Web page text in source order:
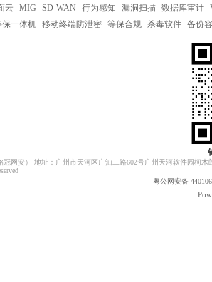
云 MIG SD-WAN 行为感知 漏洞扫描 数据库审计
保一体机 移动终端防泄密 等保合规 杀毒软件 备份
冠网安 ） 地址：广州市天河区广汕二路602号广州天河软件园柯
粤公网安备